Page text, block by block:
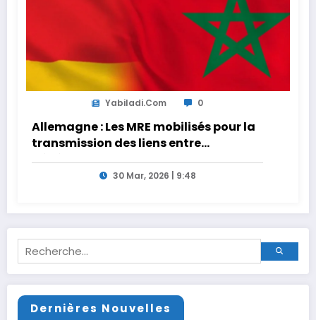
Yabiladi.com 0
Allemagne : Les MRE mobilisés pour la
transmission des liens entre
générations
30 Mar, 2026 | 9:48
Dernières Nouvelles